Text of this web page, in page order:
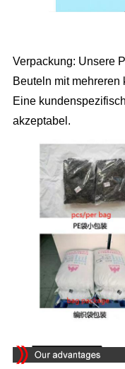
Verpackung: Unsere
Beuteln mit
Eine
akzeptabel.